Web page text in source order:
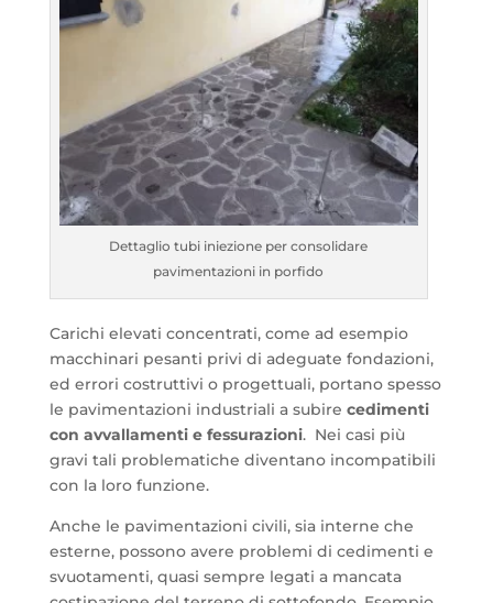
Dettaglio tubi iniezione per consolidare
pavimentazioni in porfido
Carichi elevati concentrati, come ad esempio
macchinari pesanti privi di adeguate fondazioni,
ed errori costruttivi o progettuali, portano spesso
le pavimentazioni industriali a subire cedimenti
con avvallamenti e fessurazioni. Nei casi più
gravi tali problematiche diventano incompatibili
con la loro funzione.
Anche le pavimentazioni civili, sia interne che
esterne, possono avere problemi di cedimenti e
svuotamenti, quasi sempre legati a mancata